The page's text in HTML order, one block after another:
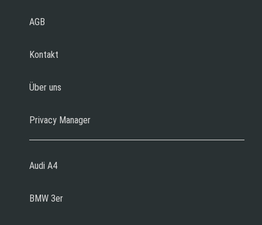
AGB
Kontakt
Über uns
Privacy Manager
Audi A4
BMW 3er